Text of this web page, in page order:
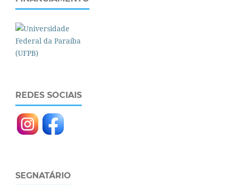
REDES SOCIAIS
SEGNATÁRIO